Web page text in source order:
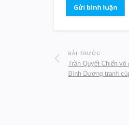
BÀI TRƯỚC
Trần Quyết Chiến vô
Bình Dương tranh